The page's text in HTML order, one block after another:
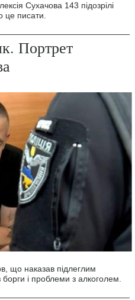
Сухачова 143 підозрілі
це писати.
Портрет
що наказав підлеглим
борги і проблеми з алкоголем.